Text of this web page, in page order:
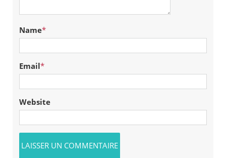
Name*
Email*
Website